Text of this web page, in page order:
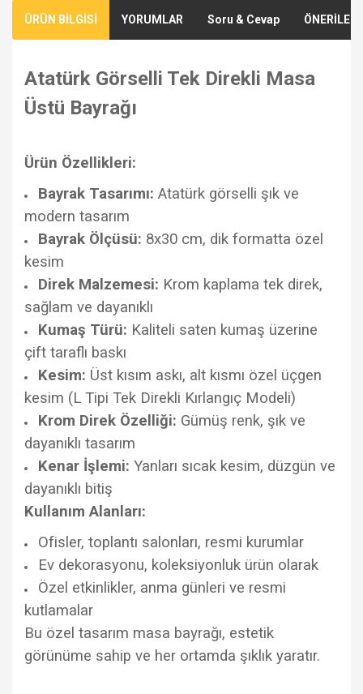
ÜRÜN BİLGİSİ YORUMLAR Soru & Cevap
Atatürk Görselli Tek Direkli Masa
Üstü Bayrağı
Ürün Özellikleri:
Bayrak Tasarımı: Atatürk görselli şık ve
modern tasarım
Bayrak Ölçüsü: 8x30 cm, dik formatta özel
kesim
Direk Malzemesi: Krom kaplama tek direk,
sağlam ve dayanıklı
Kumaş Türü: Kaliteli saten kumaş üzerine
çift taraflı baskı
Kesim: Üst kısım askı, alt kısmı özel üçgen
kesim (L Tipi Tek Direkli Kırlangıç Modeli)
Krom Direk Özelliği: Gümüş renk, şık ve
dayanıklı tasarım
Kenar İşlemi: Yanları sıcak kesim, düzgün ve
dayanıklı bitiş
Kullanım Alanları:
Ofisler, toplantı salonları, resmi kurumlar
Ev dekorasyonu, koleksiyonluk ürün olarak
Özel etkinlikler, anma günleri ve resmi
kutlamalar
Bu özel tasarım masa bayrağı, estetik
görünüme sahip ve her ortamda şıklık yaratır.